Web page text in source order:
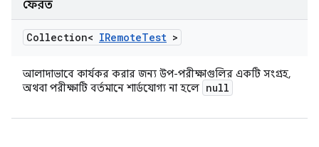
ফেরত
Collection< IRemoteTest >
আলাদাভাবে কার্যকর করার জন্য উপ-পরীক্ষাগুলির একটি সংগ্রহ,
অথবা পরীক্ষাটি বর্তমানে শার্ডযোগ্য না হলে null